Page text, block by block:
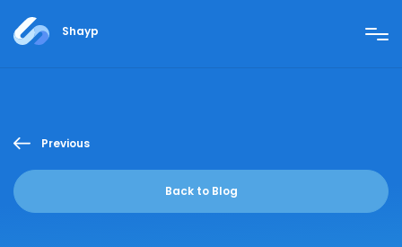
Shayp
Previous
Back to Blog